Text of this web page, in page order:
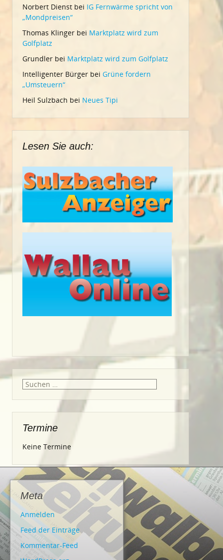
Norbert Dienst bei IG Fernwärme spricht von
„Mondpreisen“
Thomas Klinger bei Marktplatz wird zum
Golfplatz
Grundler bei Marktplatz wird zum Golfplatz
Intelligenter Bürger bei Grüne fordern
„Umsteuern“
Heil Sulzbach bei Neues Tipi
Lesen Sie auch:
Suche
Termine
Keine Termine
Meta
Anmelden
Feed der Einträge
Kommentar-Feed